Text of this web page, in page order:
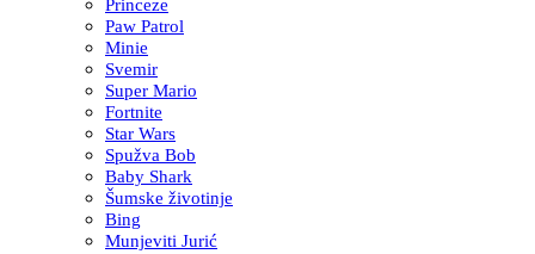
Princeze
Paw Patrol
Minie
Svemir
Super Mario
Fortnite
Star Wars
Spužva Bob
Baby Shark
Šumske životinje
Bing
Munjeviti Jurić